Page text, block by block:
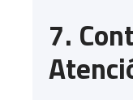
7.